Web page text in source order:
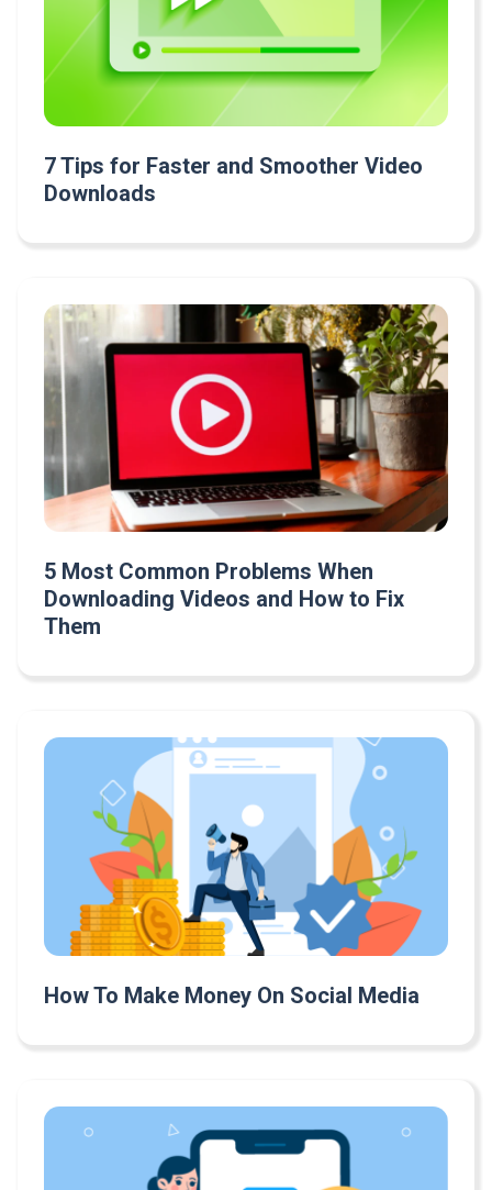
7 Tips for Faster and Smoother Video
Downloads
5 Most Common Problems When
Downloading Videos and How to Fix
Them
How To Make Money On Social Media